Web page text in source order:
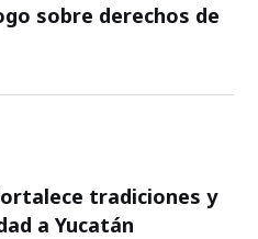
sobre derechos de
tradiciones y
a Yucatán